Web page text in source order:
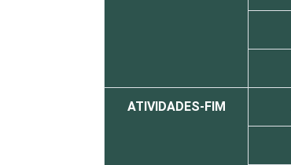
ATIVIDADES-FIM